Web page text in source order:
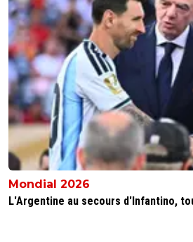
Mondial 2026
L'Argentine au secours d'Infantino,